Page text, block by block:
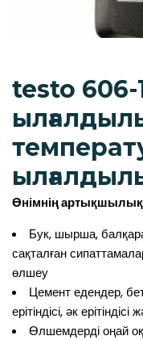
testo 606-
Өнімнің
Бук, шырша,
сақталған
өлшеу
Цемент едендер,
ерітіндісі, әк
Өлшемдерді оңай